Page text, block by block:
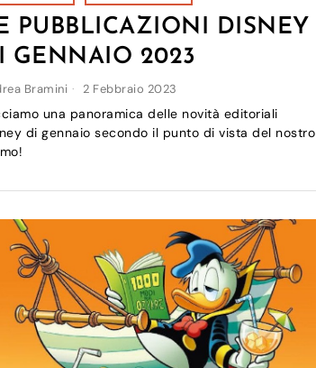
PUBBLICAZIONI DISNEY
GENNAIO 2023
Bramini 2 Febbraio 2023
una panoramica delle novità editoriali
di gennaio secondo il punto di vista del nostro